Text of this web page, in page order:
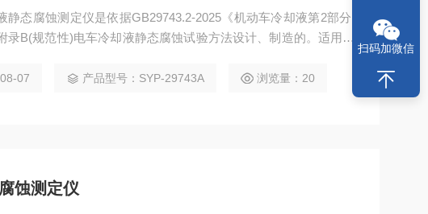
静态腐蚀测定仪是依据GB29743.2-2025《机动车冷却液第2部分:
录B(规范性)电车冷却液静态腐蚀试验方法设计、制造的。适用于
用的功能性液体，评价电车冷却液对冷却系统金属的腐蚀情况。
07 产品型号：SYP-29743A 浏览量：20
蚀测定仪
扫码加微信